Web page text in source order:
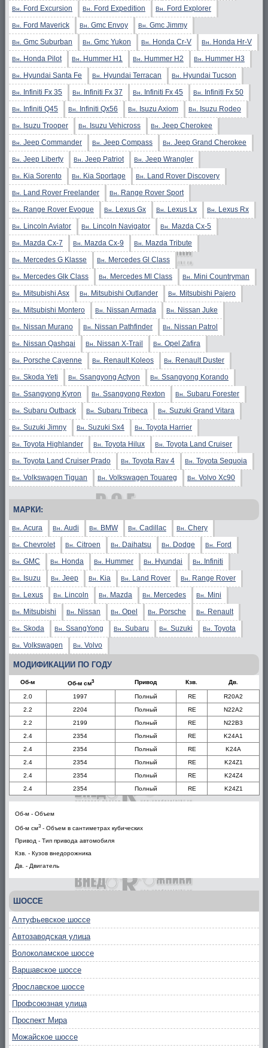
Вн. Ford Excursion Вн. Ford Expedition Вн. Ford Explorer
Вн. Ford Maverick Вн. Gmc Envoy Вн. Gmc Jimmy
Вн. Gmc Suburban Вн. Gmc Yukon Вн. Honda Cr-V Вн. Honda Hr-V
Вн. Honda Pilot Вн. Hummer H1 Вн. Hummer H2 Вн. Hummer H3
Вн. Hyundai Santa Fe Вн. Hyundai Terracan Вн. Hyundai Tucson
Вн. Infiniti Fx 35 Вн. Infiniti Fx 37 Вн. Infiniti Fx 45 Вн. Infiniti Fx 50
Вн. Infiniti Q45 Вн. Infiniti Qx56 Вн. Isuzu Axiom Вн. Isuzu Rodeo
Вн. Isuzu Trooper Вн. Isuzu Vehicross Вн. Jeep Cherokee
Вн. Jeep Commander Вн. Jeep Compass Вн. Jeep Grand Cherokee
Вн. Jeep Liberty Вн. Jeep Patriot Вн. Jeep Wrangler
Вн. Kia Sorento Вн. Kia Sportage Вн. Land Rover Discovery
Вн. Land Rover Freelander Вн. Range Rover Sport
Вн. Range Rover Evogue Вн. Lexus Gx Вн. Lexus Lx Вн. Lexus Rx
Вн. Lincoln Aviator Вн. Lincoln Navigator Вн. Mazda Cx-5
Вн. Mazda Cx-7 Вн. Mazda Cx-9 Вн. Mazda Tribute
Вн. Mercedes G Klasse Вн. Mercedes Gl Class
Вн. Mercedes Glk Class Вн. Mercedes Ml Class Вн. Mini Countryman
Вн. Mitsubishi Asx Вн. Mitsubishi Outlander Вн. Mitsubishi Pajero
Вн. Mitsubishi Montero Вн. Nissan Armada Вн. Nissan Juke
Вн. Nissan Murano Вн. Nissan Pathfinder Вн. Nissan Patrol
Вн. Nissan Qashqai Вн. Nissan X-Trail Вн. Opel Zafira
Вн. Porsche Cayenne Вн. Renault Koleos Вн. Renault Duster
Вн. Skoda Yeti Вн. Ssangyong Actyon Вн. Ssangyong Korando
Вн. Ssangyong Kyron Вн. Ssangyong Rexton Вн. Subaru Forester
Вн. Subaru Outback Вн. Subaru Tribeca Вн. Suzuki Grand Vitara
Вн. Suzuki Jimny Вн. Suzuki Sx4 Вн. Toyota Harrier
Вн. Toyota Highlander Вн. Toyota Hilux Вн. Toyota Land Cruiser
Вн. Toyota Land Cruiser Prado Вн. Toyota Rav 4 Вн. Toyota Sequoia
Вн. Volkswagen Tiguan Вн. Volkswagen Touareg Вн. Volvo Xc90
МАРКИ:
Вн. Acura Вн. Audi Вн. BMW Вн. Cadillac Вн. Chery
Вн. Chevrolet Вн. Citroen Вн. Daihatsu Вн. Dodge Вн. Ford
Вн. GMC Вн. Honda Вн. Hummer Вн. Hyundai Вн. Infiniti
Вн. Isuzu Вн. Jeep Вн. Kia Вн. Land Rover Вн. Range Rover
Вн. Lexus Вн. Lincoln Вн. Mazda Вн. Mercedes Вн. Mini
Вн. Mitsubishi Вн. Nissan Вн. Opel Вн. Porsche Вн. Renault
Вн. Skoda Вн. SsangYong Вн. Subaru Вн. Suzuki Вн. Toyota
Вн. Volkswagen Вн. Volvo
МОДИФИКАЦИИ ПО ГОДУ
Об-м Об-м см3 Привод Кзв. Дв.
2.0 1997 Полный RE
R20A2
2.2
2204 Полный RE
N22A2
2.2
2199 Полный RE
N22B3
2.4
2354 Полный RE
K24A1
2.4
2354 Полный RE
K24A
2.4
2354 Полный RE
K24Z1
2.4
2354 Полный RE
K24Z4
2.4
2354 Полный RE K24Z1
Об-м - Объем
Об-м см3 - Объем в сантиметрах кубических
Привод - Тип привода автомобиля
Кзв. - Кузов внедорожника
Дв. - Двигатель
ШОССЕ
Алтуфьевское шоссе
Автозаводская улица
Волоколамское шоссе
Варшавское шоссе
Ярославское шоссе
Профсоюзная улица
Проспект Мира
Можайское шоссе